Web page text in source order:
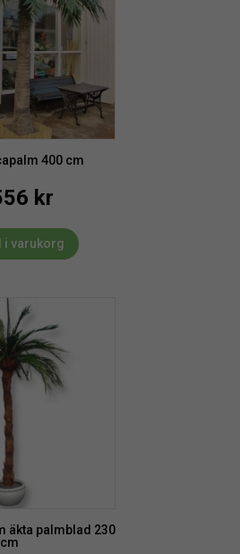
400 cm
kr
i varukorg
äkta palmblad 230
cm